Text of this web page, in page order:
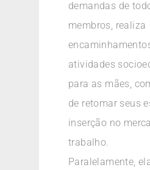
demandas de
membros, realiza
atividades
para as mães,
de retomar seus
inserção no
trabalho.
Paralelamente,